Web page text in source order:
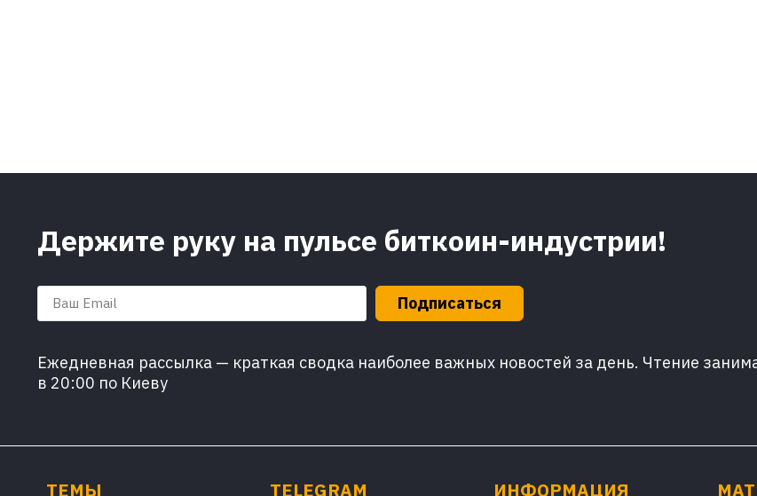
Держите руку на пульсе биткоин-индустрии!
Подписаться
Ежедневная рассылка — краткая сводка наиболее важных новостей за день. Чтение
в 20:00 по Киеву
ТЕМЫ TELEGRAM ИНФОРМАЦИЯ